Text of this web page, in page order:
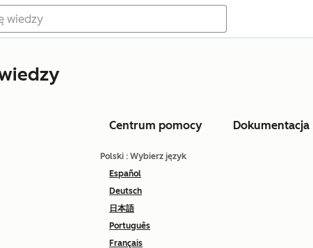
Centrum pomocy Dokumentacja
Polski : Wybierz język
Español
Deutsch
日本語
Português
Français